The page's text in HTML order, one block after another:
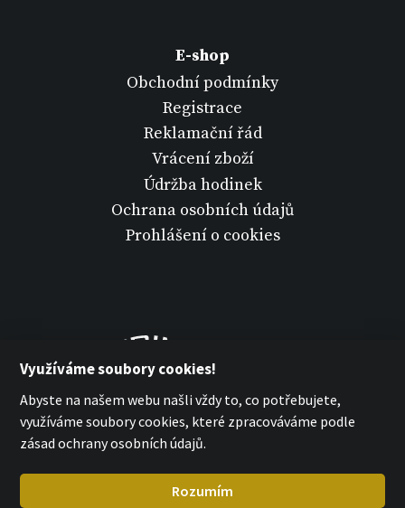
E-shop
Obchodní podmínky
Registrace
Reklamační řád
Vrácení zboží
Údržba hodinek
Ochrana osobních údajů
Prohlášení o cookies
Využíváme soubory cookies!
Abyste na našem webu našli vždy to, co potřebujete,
využíváme soubory cookies, které zpracováváme podle
zásad ochrany osobních údajů.
Rozumím